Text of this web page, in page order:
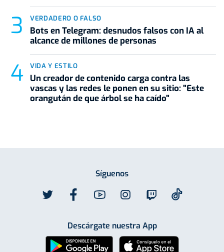
VERDADERO O FALSO
Bots en Telegram: desnudos falsos con IA al
alcance de millones de personas
VIDA Y ESTILO
Un creador de contenido carga contra las
vascas y las redes le ponen en su sitio: "Este
orangután de que árbol se ha caído"
Síguenos
Descárgate nuestra App